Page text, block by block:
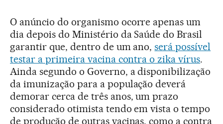
O anúncio do organismo ocorre apenas um
dia depois do Ministério da Saúde do Brasil
garantir que, dentro de um ano,será possível
testar a primeira vacina contra o zika vírus.
Ainda segundo o Governo, a disponibilização
da imunização para a população deverá
demorar cerca de três anos, um prazo
considerado otimista tendo em vista o tempo
de produção de outras vacinas, como a contra